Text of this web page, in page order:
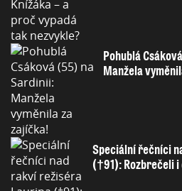
Pohublá
Manžela
Speciální řečníci
(†91): Rozbrečeli